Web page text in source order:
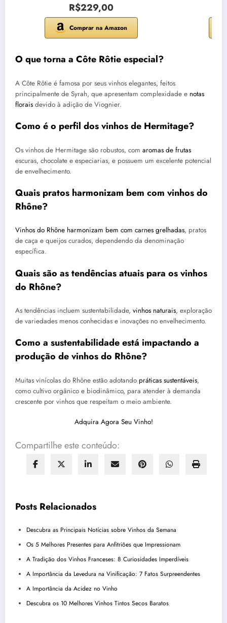
R$229,00
Comprar na Amazon
O que torna a Côte Rôtie especial?
A Côte Rôtie é famosa por seus vinhos elegantes, feitos
principalmente de Syrah, que apresentam complexidade e notas
florais devido à adição de Viognier.
Como é o perfil dos vinhos de Hermitage?
Os vinhos de Hermitage são robustos, com aromas de frutas
escuras, chocolate e especiarias, e possuem um excelente potencial
de envelhecimento.
Quais pratos harmonizam bem com vinhos do
Rhône?
Vinhos do Rhône harmonizam bem com carnes grelhadas, pratos
de caça e queijos curados, dependendo da denominação
específica.
Quais são as tendências atuais para os vinhos
do Rhône?
As tendências incluem sustentabilidade, vinhos naturais, exploração
de variedades menos conhecidas e inovações no envelhecimento.
Como a sustentabilidade está impactando a
produção de vinhos do Rhône?
Muitas vinícolas do Rhône estão adotando práticas sustentáveis,
como cultivo orgânico e biodinâmico, para atender à demanda
crescente por vinhos que respeitam o meio ambiente.
Adquira Agora Seu Vinho!
Compartilhe este conteúdo:
Posts Relacionados
Descubra as Principais Notícias sobre Vinhos da Semana
Os 5 Melhores Presentes para Anfitriões que Impressionam
A Tradição dos Vinhos Franceses: 8 Curiosidades Imperdíveis
A Importância da Levedura na Vinificação: 7 Fatos Surpreendentes
A Importância da Acidez no Vinho
Descubra os 10 Melhores Vinhos Tintos Secos Baratos